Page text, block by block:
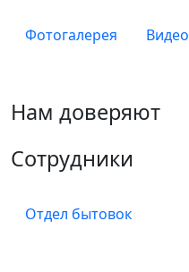
Фотогалерея Видео
Нам доверяют
Сотрудники
Отдел бытовок